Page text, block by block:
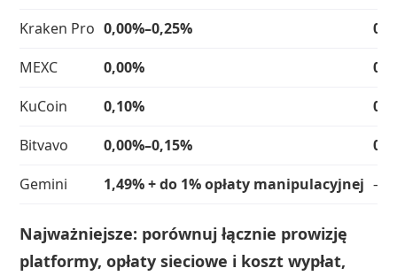
Kraken Pro 0,00%–0,25%
MEXC
0,00%
KuCoin
0,10%
Bitvavo
0,00%–0,15%
Gemini
1,49% + do 1% opłaty manipulacyjnej —
Najważniejsze: porównuj łącznie prowizję
platformy, opłaty sieciowe i koszt wypłat,